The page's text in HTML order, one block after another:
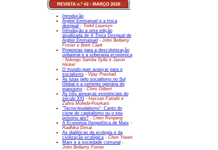
Introdução
Arghiri Emmanuel e a troca
desigual - Torkil Lauesen
Introdução a uma edição
atualizada deA Troca Desigualde
Arghiri Emmanuel - John Bellamy
Foster e Brett Clark
Propostas para a descolonização
unilateral e a soberania económica
- Ndongo Samba Sylla e Jason
Hickel
O mundo quer avançar para o
socialismo- Vijay Prashad
As lutas pelo socialismo no Sul
Global e a vertente operária do
marxismo- Chris Gilbert
As três ameaças existenciais do
século XXI - Hassan Fattahi e
Zahra Mohebi-Pourkani
"Tecno-feudalismo": Canto do
cisne do capitalismo ou o seu
próximo ato? - Chen Renjiang
A Economia Geopolítica de Marx-
Radhika Desai
As dialéticas da ecologia e da
civilização ecológica - Chen Yiwen
Marx e a sociedade comunal -
John Bellamy Foster